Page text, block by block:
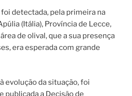
detectada, pela primeira na
(Itália), Província de Lecce,
de olival, que a sua presença
era esperada com grande
evolução da situação, foi
publicada a Decisão de